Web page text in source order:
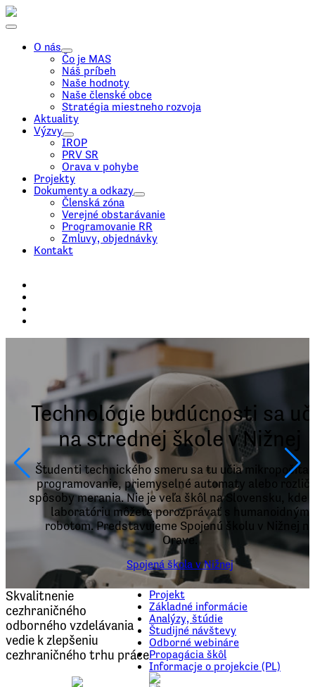
O nás
Čo je MAS
Náš príbeh
Naše hodnoty
Naše členské obce
Stratégia miestneho rozvoja
Aktuality
Výzvy
IROP
PRV SR
Orava v pohybe
Projekty
Dokumenty a odkazy
Členská zóna
Verejné obstarávanie
Programovanie RR
Zmluvy, objednávky
Kontakt
Technológie budúcnosti sa
na strednej škole v Nižnej
Študenti technického smeru sa tu učia
programovanie, priemyselné automaty alebo
spôsoby merania. Nie je veľa škôl na Slovensku, kde
laboratóriu môžete porozprávať s humanoidným
robotom. Predstavujeme Spojenú školu v Nižnej na
Orave.
Spojená škola v Nižnej
Skvalitnenie
cezhraničného
odborného vzdelávania
vedie k zlepšeniu
cezhraničného trhu práce
Projekt
Základné informácie
Analýzy, štúdie
Študijné návštevy
Odborné webináre
Propagácia škôl
Informacje o projekcie (PL)